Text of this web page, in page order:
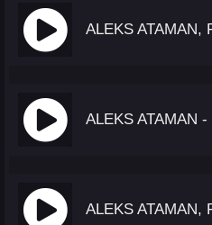
ALEKS ATAMAN,
ALEKS ATAMAN